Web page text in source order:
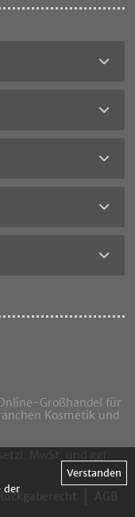
Großhandel für
Kosmetik und
MwSt. und ggf.
der
Verstanden